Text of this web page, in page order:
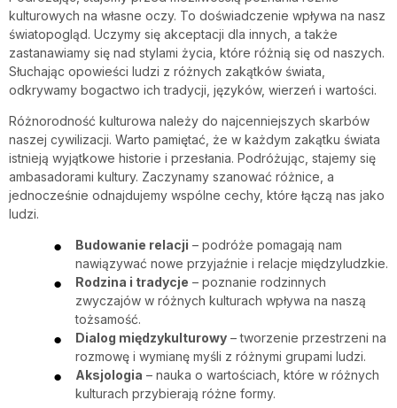
kulturowych na własne oczy. To doświadczenie wpływa na nasz
światopogląd. Uczymy się akceptacji dla innych, a także
zastanawiamy się nad stylami życia, które różnią się od naszych.
Słuchając opowieści ludzi z różnych zakątków świata,
odkrywamy bogactwo ich tradycji, języków, wierzeń i wartości.
Różnorodność kulturowa należy do najcenniejszych skarbów
naszej cywilizacji. Warto pamiętać, że w każdym zakątku świata
istnieją wyjątkowe historie i przesłania. Podróżując, stajemy się
ambasadorami kultury. Zaczynamy szanować różnice, a
jednocześnie odnajdujemy wspólne cechy, które łączą nas jako
ludzi.
Budowanie relacji – podróże pomagają nam
nawiązywać nowe przyjaźnie i relacje międzyludzkie.
Rodzina i tradycje – poznanie rodzinnych
zwyczajów w różnych kulturach wpływa na naszą
tożsamość.
Dialog międzykulturowy – tworzenie przestrzeni na
rozmowę i wymianę myśli z różnymi grupami ludzi.
Aksjologia – nauka o wartościach, które w różnych
kulturach przybierają różne formy.